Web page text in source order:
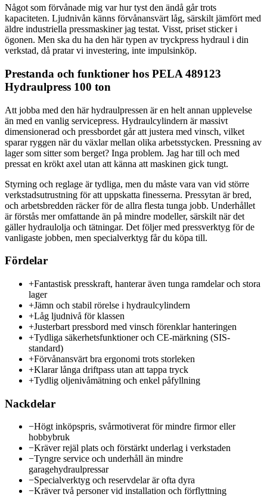
Något som förvånade mig var hur tyst den ändå går trots
kapaciteten. Ljudnivån känns förvånansvärt låg, särskilt jämfört med
äldre industriella pressmaskiner jag testat. Visst, priset sticker i
ögonen. Men ska du ha den här typen av tryckpress hydraul i din
verkstad, då pratar vi investering, inte impulsinköp.
Prestanda och funktioner hos PELA 489123
Hydraulpress 100 ton
Att jobba med den här hydraulpressen är en helt annan upplevelse
än med en vanlig servicepress. Hydraulcylindern är massivt
dimensionerad och pressbordet går att justera med vinsch, vilket
sparar ryggen när du växlar mellan olika arbetsstycken. Pressning av
lager som sitter som berget? Inga problem. Jag har till och med
pressat en krökt axel utan att känna att maskinen gick tungt.
Styrning och reglage är tydliga, men du måste vara van vid större
verkstadsutrustning för att uppskatta finesserna. Pressytan är bred,
och arbetsbredden räcker för de allra flesta tunga jobb. Underhållet
är förstås mer omfattande än på mindre modeller, särskilt när det
gäller hydraulolja och tätningar. Det följer med pressverktyg för de
vanligaste jobben, men specialverktyg får du köpa till.
Fördelar
+Fantastisk presskraft, hanterar även tunga ramdelar och stora
lager
+Jämn och stabil rörelse i hydraulcylindern
+Låg ljudnivå för klassen
+Justerbart pressbord med vinsch förenklar hanteringen
+Tydliga säkerhetsfunktioner och CE-märkning (SIS-
standard)
+Förvånansvärt bra ergonomi trots storleken
+Klarar långa driftpass utan att tappa tryck
+Tydlig oljenivåmätning och enkel påfyllning
Nackdelar
−Högt inköpspris, svårmotiverat för mindre firmor eller
hobbybruk
−Kräver rejäl plats och förstärkt underlag i verkstaden
−Tyngre service och underhåll än mindre
garagehydraulpressar
−Specialverktyg och reservdelar är ofta dyra
−Kräver två personer vid installation och förflyttning